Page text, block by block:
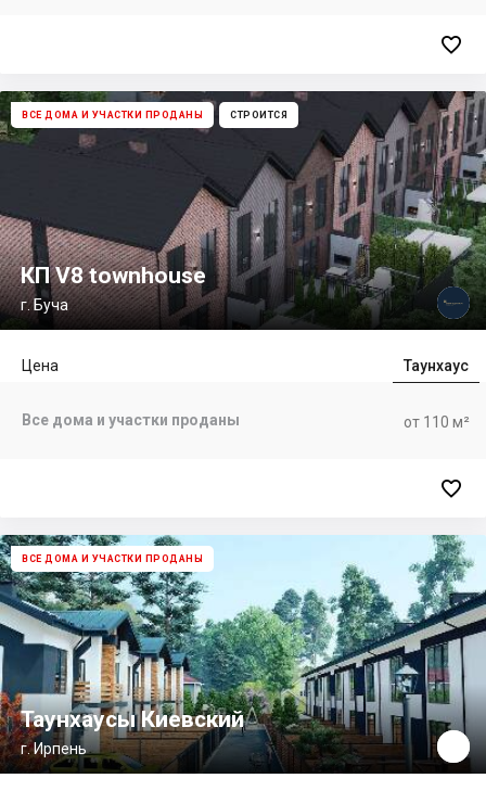

ВСЕ ДОМА И УЧАСТКИ ПРОДАНЫ СТРОИТСЯ
КП V8 townhouse
г. Буча
Таунхаус
Цена
от 110 м²
Все дома и участки проданы

ВСЕ ДОМА И УЧАСТКИ ПРОДАНЫ
Таунхаусы Киевский
г. Ирпень